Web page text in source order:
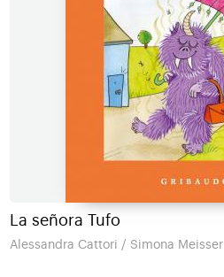
La señora Tufo
Alessandra Cattori / Simona Meisser